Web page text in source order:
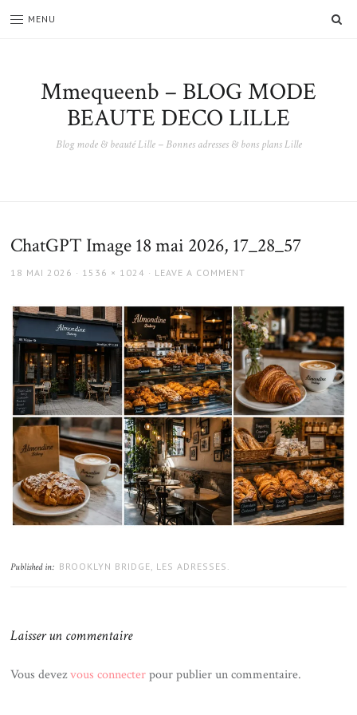
MENU
Mmequeenb – BLOG MODE
BEAUTE DECO LILLE
Blog mode & beauté Lille – Bonnes adresses & bons plans Lille
ChatGPT Image 18 mai 2026, 17_28_57
POSTED
18 MAI 2026
FULL
1536 × 1024 LEAVE A COMMENT
Published in: BROOKLYN BRIDGE, LES ADRESSES.
Laisser un commentaire
Vous devezvous connecterpour publier un commentaire.